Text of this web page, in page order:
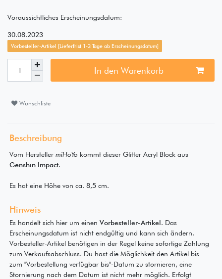
Voraussichtliches Erscheinungsdatum:
30.08.2023
Vorbesteller-Artikel [Lieferfrist 1-3 Tage ab Erscheinungsdatum]
In den Warenkorb
Wunschliste
Beschreibung
Vom Hersteller miHoYo kommt dieser Glitter Acryl Block aus
Genshin Impact.
Es hat eine Höhe von ca. 8,5 cm.
Hinweis
Es handelt sich hier um einen Vorbesteller-Artikel. Das
Erscheinungsdatum ist nicht endgültig und kann sich ändern.
Vorbesteller-Artikel benötigen in der Regel keine sofortige Zahlung
zum Verkaufsabschluss. Du hast die Möglichkeit den Artikel bis
zum "Vorbestellung verfügbar bis"-Datum zu stornieren, eine
Stornierung nach dem Datum ist nicht mehr möglich. Erfolgt